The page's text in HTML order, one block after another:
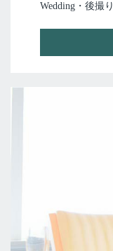
Wedding・後撮り